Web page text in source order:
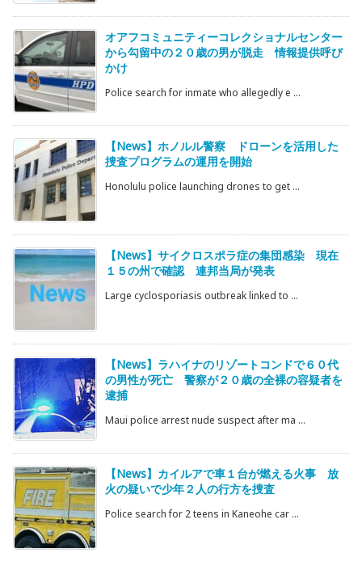
オアフコミュニティーコレクショナルセンター
から勾留中の２０歳の男が脱走 情報提供呼び
かけ
Police search for inmate who allegedly e ...
【News】ホノルル警察 ドローンを活用した
捜査プログラムの運用を開始
Honolulu police launching drones to get ...
【News】サイクロスポラ症の集団感染 現在
１５の州で確認 連邦当局が発表
Large cyclosporiasis outbreak linked to ...
【News】ラハイナのリゾートコンドで６０代
の男性が死亡 警察が２０歳の全裸の容疑者を
逮捕
Maui police arrest nude suspect after ma ...
【News】カイルアで車１台が燃える火事 放
火の疑いで少年２人の行方を捜査
Police search for 2 teens in Kaneohe car ...